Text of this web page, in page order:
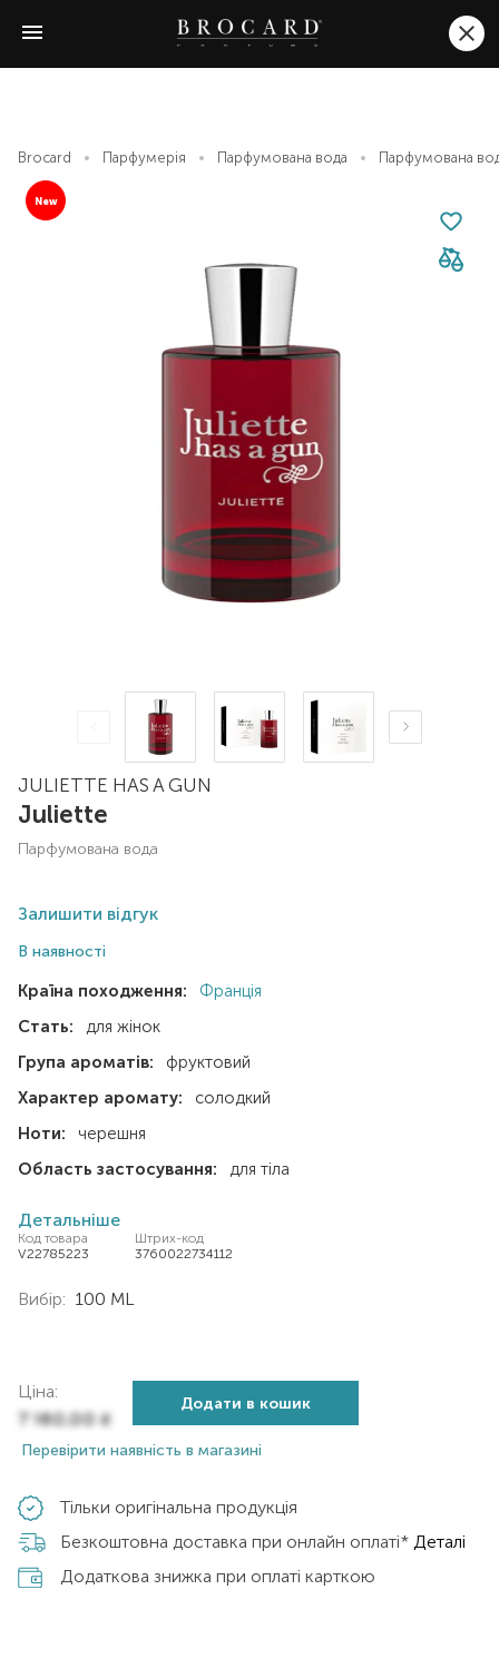
Brocard Парфумерія Парфумована вода Парфумована
New
JULIETTE HAS A GUN
Juliette
парфумована вода
Залишити відгук
В наявності
Країна походження:
Франція
Стать:
для жінок
Група ароматів:
фруктовий
Характер аромату:
солодкий
Ноти:
черешня
Область застосування:
для тіла
Детальніше
Код товара
V22785223
Штрих-код
3760022734112
Вибір: 100 ML
Ціна:
7 160,00 ₴
Додати в кошик
Перевірити наявність в магазині
Тільки оригінальна продукція
Безкоштовна доставка при онлайн оплаті* Деталі
Додаткова знижка при оплаті карткою